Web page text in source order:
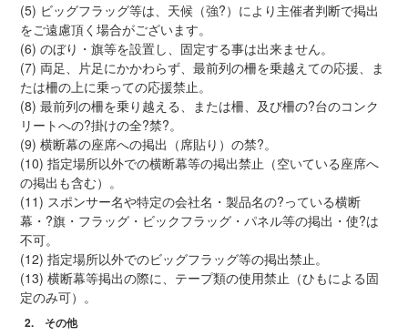
(5) ビッグフラッグ等は、天候（強?）により主催者判断で掲出
をご遠慮頂く場合がございます。
(6) のぼり・旗等を設置し、固定する事は出来ません。
(7) 両足、片足にかかわらず、最前列の柵を乗越えての応援、ま
たは柵の上に乗っての応援禁止。
(8) 最前列の柵を乗り越える、または柵、及び柵の?台のコンク
リートへの?掛けの全?禁?。
(9) 横断幕の座席への掲出（席貼り）の禁?。
(10) 指定場所以外での横断幕等の掲出禁止（空いている座席へ
の掲出も含む）。
(11) スポンサー名や特定の会社名・製品名の?っている横断
幕・?旗・フラッグ・ビックフラッグ・パネル等の掲出・使?は
不可。
(12) 指定場所以外でのビッグフラッグ等の掲出禁止。
(13) 横断幕等掲出の際に、テープ類の使用禁止（ひもによる固
定のみ可）。
2. その他